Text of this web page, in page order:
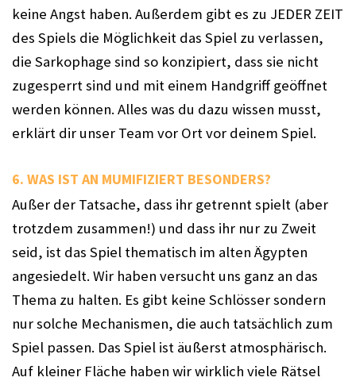
keine Angst haben. Außerdem gibt es zu JEDER ZEIT
des Spiels die Möglichkeit das Spiel zu verlassen,
die Sarkophage sind so konzipiert, dass sie nicht
zugesperrt sind und mit einem Handgriff geöffnet
werden können. Alles was du dazu wissen musst,
erklärt dir unser Team vor Ort vor deinem Spiel.
6. WAS IST AN MUMIFIZIERT BESONDERS?
Außer der Tatsache, dass ihr getrennt spielt (aber
trotzdem zusammen!) und dass ihr nur zu Zweit
seid, ist das Spiel thematisch im alten Ägypten
angesiedelt. Wir haben versucht uns ganz an das
Thema zu halten. Es gibt keine Schlösser sondern
nur solche Mechanismen, die auch tatsächlich zum
Auf kleiner Fläche haben wir wirklich viele Rätsel